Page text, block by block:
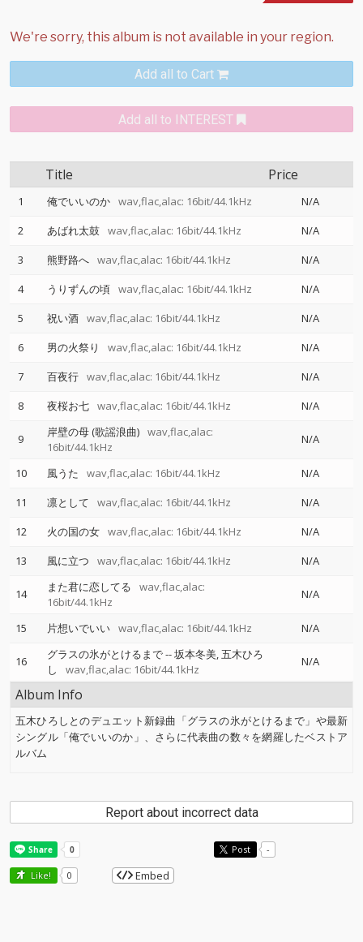
Add all to Cart
Add all to INTEREST
Title Price
1 俺でいいのか wav,flac,alac: 16bit/44.1kHz
N/A
2
あばれ太鼓 wav,flac,alac: 16bit/44.1kHz
N/A
3
熊野路へ wav,flac,alac: 16bit/44.1kHz
N/A
4
うりずんの頃 wav,flac,alac: 16bit/44.1kHz
N/A
5
祝い酒 wav,flac,alac: 16bit/44.1kHz
N/A
6
男の火祭り wav,flac,alac: 16bit/44.1kHz
N/A
7
百夜行 wav,flac,alac: 16bit/44.1kHz
N/A
8
夜桜お七 wav,flac,alac: 16bit/44.1kHz N/A
9 岸壁の母 (歌謡浪曲) wav,flac,alac:
16bit/44.1kHz
N/A
10 風うた wav,flac,alac: 16bit/44.1kHz
N/A
11
凛として wav,flac,alac: 16bit/44.1kHz
N/A
12
火の国の女 wav,flac,alac: 16bit/44.1kHz
N/A
13
風に立つ wav,flac,alac: 16bit/44.1kHz N/A
14 また君に恋してる
wav,flac,alac:
16bit/44.1kHz
N/A
15 片想いでいい wav,flac,alac: 16bit/44.1kHz N/A
16 グラスの氷がとけるまで--坂本冬美 五木ひろ
し
wav,flac,alac: 16bit/44.1kHz
N/A
Album Info
五木ひろしとのデュエット新録曲「グラスの氷がとけるまで」や最新
シングル「俺でいいのか」、さらに代表曲の数々を網羅したベストア
ルバム
Report about incorrect data
Post -
Like! 0 Embed